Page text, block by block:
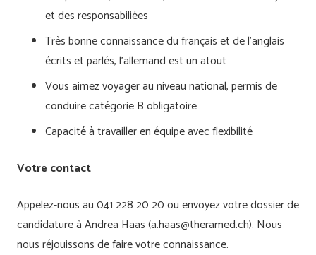
et des responsabiliées
Très bonne connaissance du français et de l’anglais
écrits et parlés, l’allemand est un atout
Vous aimez voyager au niveau national, permis de
conduire catégorie B obligatoire
Capacité à travailler en équipe avec flexibilité
Votre contact
Appelez-nous au 041 228 20 20 ou envoyez votre dossier de
candidature à Andrea Haas (a.haas@theramed.ch). Nous
nous réjouissons de faire votre connaissance.